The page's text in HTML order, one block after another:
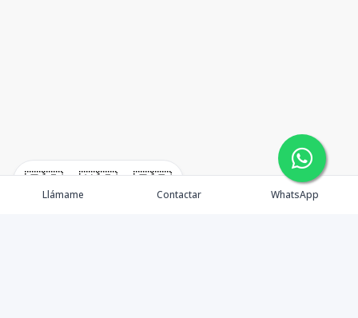
🇪🇸 🇺🇸 🇫🇷
Llámame Contactar WhatsApp